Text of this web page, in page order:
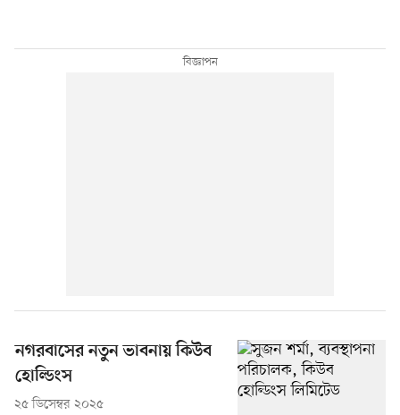
নগরবাসের নতুন ভাবনায় কিউব
হোল্ডিংস
২৫ ডিসেম্বর ২০২৫